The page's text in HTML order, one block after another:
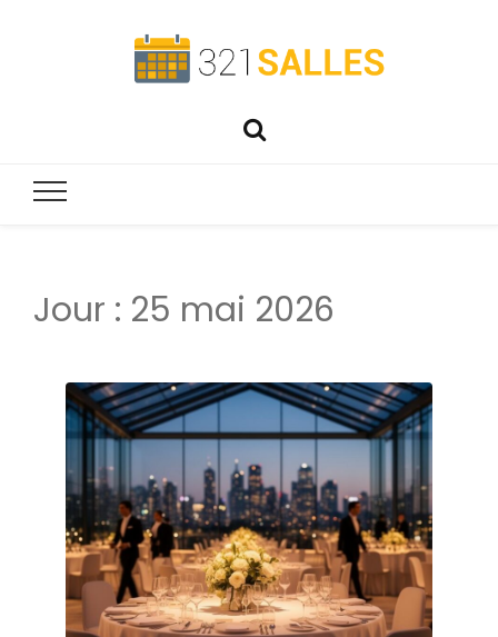
321salles
Préparez parfaitement vos événements !
Jour : 25 mai 2026